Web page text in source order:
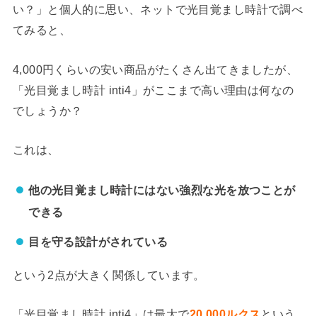
い？」と個人的に思い、ネットで光目覚まし時計で調べ
てみると、
4,000円くらいの安い商品がたくさん出てきましたが、
「光目覚まし時計 inti4」がここまで高い理由は何なの
でしょうか？
これは、
他の光目覚まし時計にはない強烈な光を放つことが
できる
目を守る設計がされている
という2点が大きく関係しています。